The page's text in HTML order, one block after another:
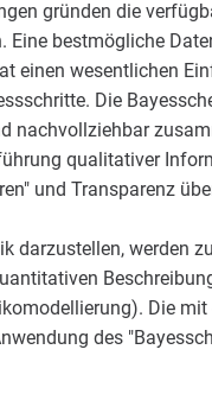
gründen die
Eine bestmögliche
einen wesentlichen
Die
nachvollziehbar
qualitativer
und Transparenz
darzustellen, werden
Die
des